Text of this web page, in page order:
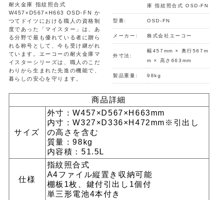
耐火金庫 指紋照合式
W457×D567×H663 OSD-FN か
つてドイツにおける職人の資格制
度であった「マイスター」は、あ
る分野で最も優れている者に贈ら
れる称号として、今も受け継がれ
ています。エーコーの耐火金庫マ
イスターシリーズは、職人のこだ
わりから生まれた先進の機能で、
暮らしの安心を守ります。
庫 指紋照合式 OSD-FN
型番: OSD-FN
メーカー: 株式会社エーコー
外寸法:
幅457mm × 奥行567m
m × 高さ663mm
製品重量: 98kg
商品詳細
サイズ
外寸：W457×D567×H663mm
内寸：W327×D336×H472mm※引出し
の高さを含む
質量：98kg
内容積：51.5L
仕様
指紋照合式
A4ファイル縦置き収納可能
棚板1枚、鍵付引出し1個付
単三形電池4本付き